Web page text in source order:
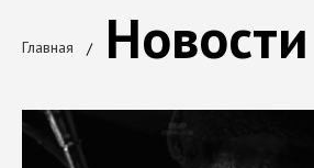
Главная / Новости